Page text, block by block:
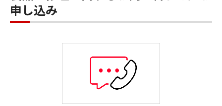
申し込み